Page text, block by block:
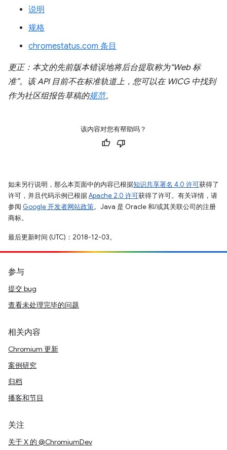
说明
规格
chromestatus.com 条目
更正：本文的先前版本错误地将后台提取称为“Web 标
准”。该 API 目前不在标准轨道上，您可以在 WICG 中找到
作为社区组报告草稿的规范。
该内容对您有帮助吗？
如未另行说明，那么本页面中的内容已根据知识共享署名 4.0 许可获得了
许可，并且代码示例已根据Apache 2.0 许可获得了许可。有关详情，请
参阅 Google 开发者网站政策。Java 是 Oracle 和/或其关联公司的注册
商标。
最后更新时间 (UTC)：2018-12-03。
参与
提交 bug
查看未处理完毕的问题
相关内容
Chromium 更新
案例研究
归档
播客和节目
关注
关于 X 的 @ChromiumDev